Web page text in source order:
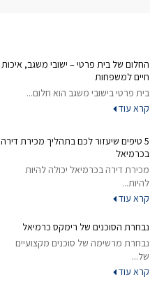
החלום של בית פרטי – ישובי משגב, איכות
חיים למשפחות
בית פרטי בישובי משגב הוא חלום...
קרא עוד
5 טיפים שיעזור לכם בתהליך מכירת דירה
בכרמיאל
מכירת דירה בכרמיאל יכולה להיות
להיות...
קרא עוד
נבחרת הסוכנים של רימקס כרמיאל
נבחרת מרשימה של סוכנים מקצועיים
של...
קרא עוד